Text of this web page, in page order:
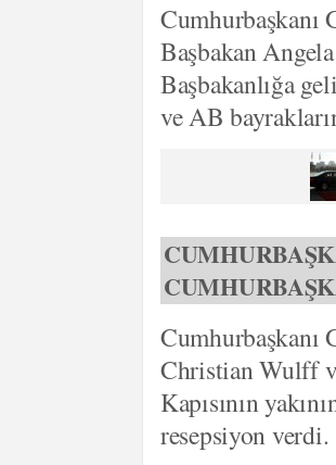
Cumhurbaşkanı
Başbakan
Başbakanlığa
ve AB
Christian Wulff
Kapısının
resepsiyon verdi.